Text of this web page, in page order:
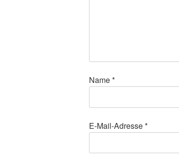
Name*
E-Mail-Adresse*